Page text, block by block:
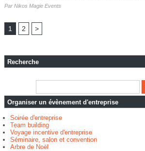
Par Nikos Magie Events
1 2 >
Recherche
Organiser un évènement d'entreprise
Soirée d'entreprise
Team building
Voyage incentive d'entreprise
Séminaire, salon et convention
Arbre de Noël